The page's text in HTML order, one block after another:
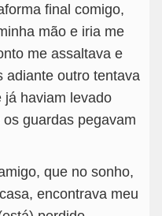
final comigo,
mão e iria me
me assaltava e
adiante outro tentava
já haviam levado
guardas pegavam
que no sonho,
encontrava meu